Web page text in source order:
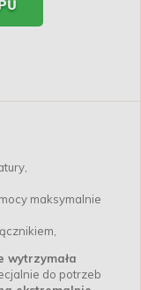
maksymalnie
wytrzymała
do potrzeb